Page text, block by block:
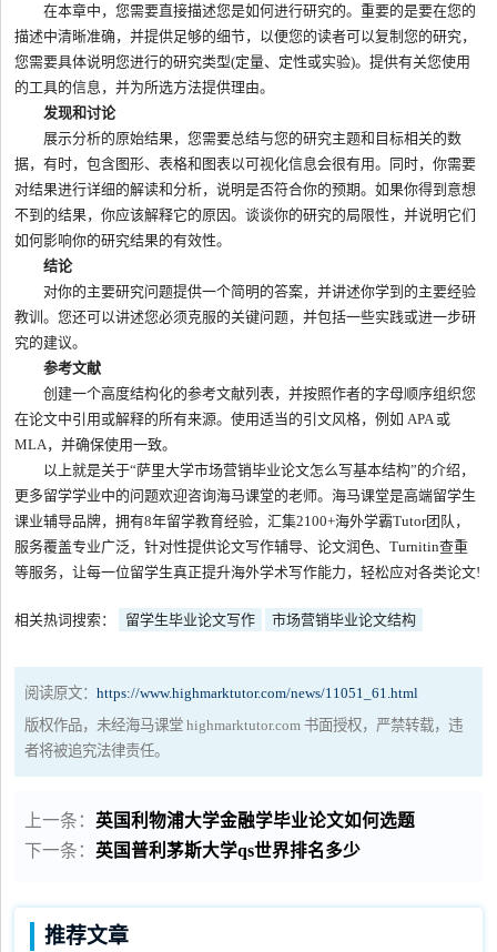
在本章中，您需要直接描述您是如何进行研究的。重要的是要在您的
描述中清晰准确，并提供足够的细节，以便您的读者可以复制您的研究，
您需要具体说明您进行的研究类型(定量、定性或实验)。提供有关您使用
的工具的信息，并为所选方法提供理由。
发现和讨论
展示分析的原始结果，您需要总结与您的研究主题和目标相关的数
据，有时，包含图形、表格和图表以可视化信息会很有用。同时，你需要
对结果进行详细的解读和分析，说明是否符合你的预期。如果你得到意想
不到的结果，你应该解释它的原因。谈谈你的研究的局限性，并说明它们
如何影响你的研究结果的有效性。
结论
对你的主要研究问题提供一个简明的答案，并讲述你学到的主要经验
教训。您还可以讲述您必须克服的关键问题，并包括一些实践或进一步研
究的建议。
参考文献
创建一个高度结构化的参考文献列表，并按照作者的字母顺序组织您
在论文中引用或解释的所有来源。使用适当的引文风格，例如 APA 或
MLA，并确保使用一致。
以上就是关于“萨里大学市场营销毕业论文怎么写基本结构”的介绍，
更多留学学业中的问题欢迎咨询海马课堂的老师。海马课堂是高端留学生
课业辅导品牌，拥有8年留学教育经验，汇集2100+海外学霸Tutor团队，
服务覆盖专业广泛，针对性提供论文写作辅导、论文润色、Turnitin查重
等服务，让每一位留学生真正提升海外学术写作能力，轻松应对各类论文!
相关热词搜索： 留学生毕业论文写作 市场营销毕业论文结构
阅读原文：https://www.highmarktutor.com/news/11051_61.html
版权作品，未经海马课堂 highmarktutor.com 书面授权，严禁转载，违
者将被追究法律责任。
上一条：英国利物浦大学金融学毕业论文如何选题
下一条：英国普利茅斯大学qs世界排名多少
推荐文章